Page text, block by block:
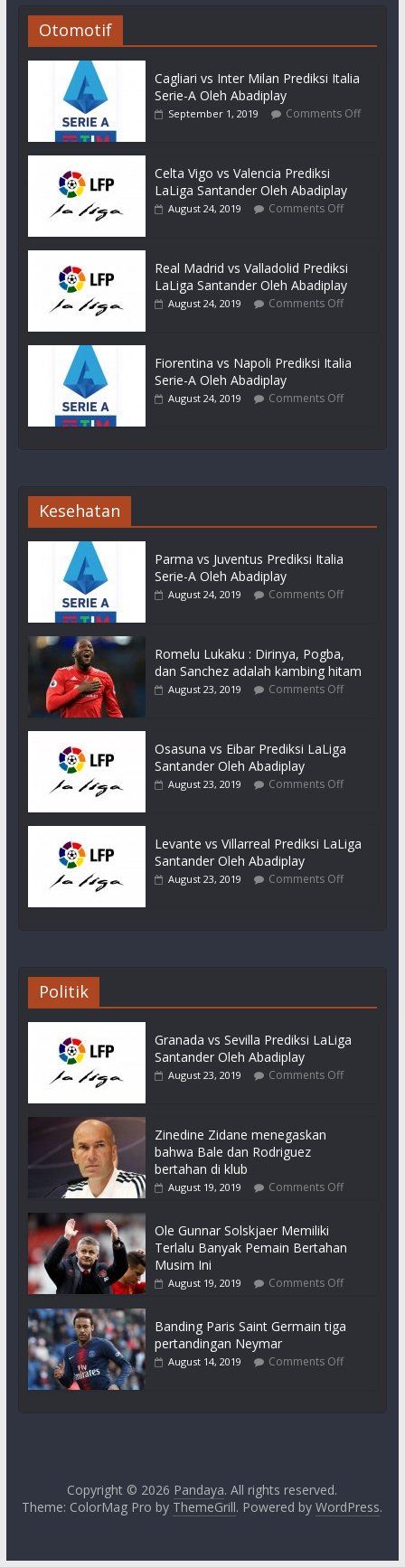
Otomotif
Cagliari vs Inter Milan Prediksi Italia
Serie-A Oleh Abadiplay
September 1, 2019 Comments Off
Celta Vigo vs Valencia Prediksi
LaLiga Santander Oleh Abadiplay
August 24, 2019 Comments Off
Real Madrid vs Valladolid Prediksi
LaLiga Santander Oleh Abadiplay
August 24, 2019 Comments Off
Fiorentina vs Napoli Prediksi Italia
Serie-A Oleh Abadiplay
August 24, 2019 Comments Off
Kesehatan
Parma vs Juventus Prediksi Italia
Serie-A Oleh Abadiplay
August 24, 2019 Comments Off
Romelu Lukaku : Dirinya, Pogba,
dan Sanchez adalah kambing hitam
August 23, 2019 Comments Off
Osasuna vs Eibar Prediksi LaLiga
Santander Oleh Abadiplay
August 23, 2019 Comments Off
Levante vs Villarreal Prediksi LaLiga
Santander Oleh Abadiplay
August 23, 2019 Comments Off
Politik
Granada vs Sevilla Prediksi LaLiga
Santander Oleh Abadiplay
August 23, 2019 Comments Off
Zinedine Zidane menegaskan
bahwa Bale dan Rodriguez
bertahan di klub
August 19, 2019 Comments Off
Ole Gunnar Solskjaer Memiliki
Terlalu Banyak Pemain Bertahan
Musim Ini
August 19, 2019 Comments Off
Banding Paris Saint Germain tiga
pertandingan Neymar
August 14, 2019 Comments Off
Copyright © 2026 Pandaya. All rights reserved.
Theme: ColorMag Pro by ThemeGrill. Powered byWordPress.